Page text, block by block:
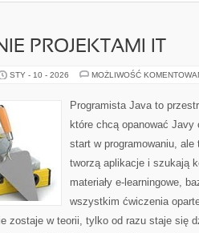
PROJEKTAMI IT
STY - 10 - 2026 MOŻLIWOŚĆ
Programista Java to
które chcą opanować
start w programowaniu,
tworzą aplikacje i szukają
materiały e-learningowe,
wszystkim ćwiczenia
zostaje w teorii, tylko od razu staje się